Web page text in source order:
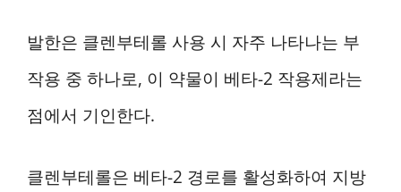
발한은 클렌부테롤 사용 시 자주 나타나는 부
작용 중 하나로, 이 약물이 베타-2 작용제라는
점에서 기인한다.
클렌부테롤은 베타-2 경로를 활성화하여 지방